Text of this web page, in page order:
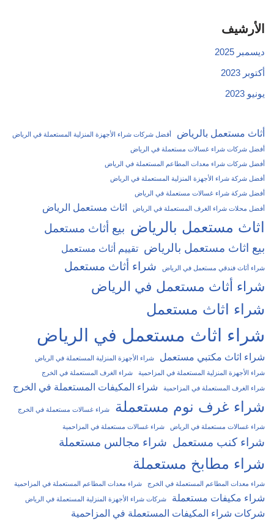
الأرشيف
ديسمبر 2025
أكتوبر 2023
يونيو 2023
أثاث مستعمل بالرياض
أفضل شركات شراء الأجهزة المنزلية المستعملة في الرياض
أفضل شركات شراء غسالات مستعملة في الرياض
أفضل شركات شراء معدات المطاعم المستعملة في الرياض
أفضل شركة شراء الأجهزة المنزلية المستعملة في الرياض
أفضل شركة شراء غسالات مستعملة في الرياض
أفضل محلات شراء الغرف المستعملة في الرياض اثاث مستعمل الرياض
اثاث مستعمل بالرياض بيع أثاث مستعمل
بيع اثاث مستعمل بالرياض تقييم أثاث مستعمل
شراء أثاث فندقي مستعمل في الرياض شراء أثاث مستعمل
شراء أثاث مستعمل في الرياض
شراء اثاث مستعمل
شراء اثاث مستعمل في الرياض
شراء اثاث مكتبي مستعمل
شراء الأجهزة المنزلية المستعملة في الرياض
شراء الأجهزة المنزلية المستعملة في المزاحمية
شراء الغرف المستعملة في الخرج
شراء الغرف المستعملة في المزاحمية شراء المكيفات المستعملة في الخرج
شراء غرف نوم مستعملة شراء غسالات مستعملة في الخرج
شراء غسالات مستعملة في الرياض شراء غسالات مستعملة في المزاحمية
شراء كنب مستعمل شراء مجالس مستعملة
شراء مطابخ مستعملة
شراء معدات المطاعم المستعملة في الخرج شراء معدات المطاعم المستعملة في المزاحمية
شراء مكيفات مستعملة شركات شراء الأجهزة المنزلية المستعملة في الرياض
شركات شراء المكيفات المستعملة في المزاحمية